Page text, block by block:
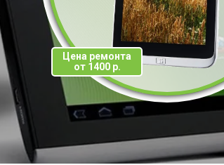
Цена ремонта
от 1400 р.